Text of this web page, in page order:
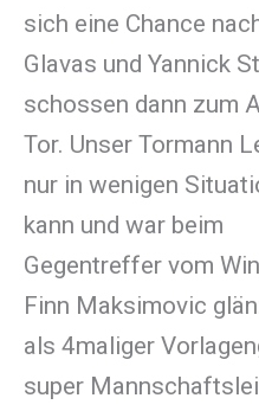
sich eine Chance
Glavas und Yannick
schossen dann zum
Tor. Unser Tormann
nur in wenigen
kann und war beim
Gegentreffer vom
Finn Maksimovic
als 4maliger
super